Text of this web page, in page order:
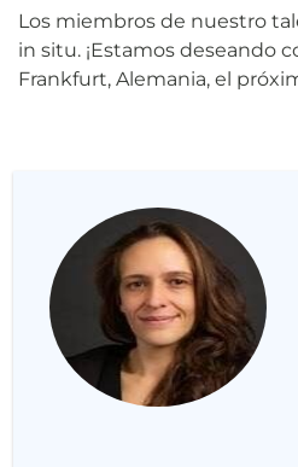
Los miembros de nuestro
in situ. ¡Estamos deseando
Frankfurt, Alemania, el